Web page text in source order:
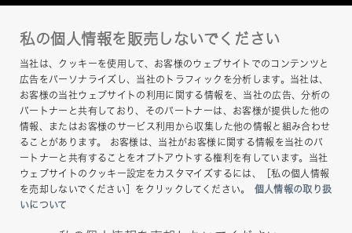
このサイトについて
ヘルプ
サイトマップ
私の個人情報を販売しないでください
当社は、クッキーを使用して、お客様のウェブサイトでのコンテンツと
広告をパーソナライズし、当社のトラフィックを分析します。当社は、
お客様の当社ウェブサイトの利用に関する情報を、当社の広告、分析の
パートナーと共有しており、そのパートナーは、お客様が提供した他の
情報、またはお客様のサービス利用から収集した他の情報と組み合わせ
ることがあります。 お客様は、当社がお客様に関する情報を当社のパ
ートナーと共有することをオプトアウトする権利を有しています。当社
ウェブサイトのクッキー設定をカスタマイズするには、［私の個人情報
を売却しないでください］をクリックしてください。
個人情報の取り扱
いについて